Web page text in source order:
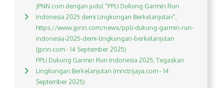
JPNN.com dengan judul "PPLI Dukung Garmin Run
Indonesia 2025 demi Lingkungan Berkelanjutan",
https://www.jpnn.com/news/ppli-dukung-garmin-run-
indonesia-2025-demi-lingkungan-berkelanjutan
(jpnn.com - 14 September 2025)
PPLI Dukung Garmin Run Indonesia 2025, Tegaskan
Lingkungan Berkelanjutan (mnctrijaya.com - 14
September 2025)